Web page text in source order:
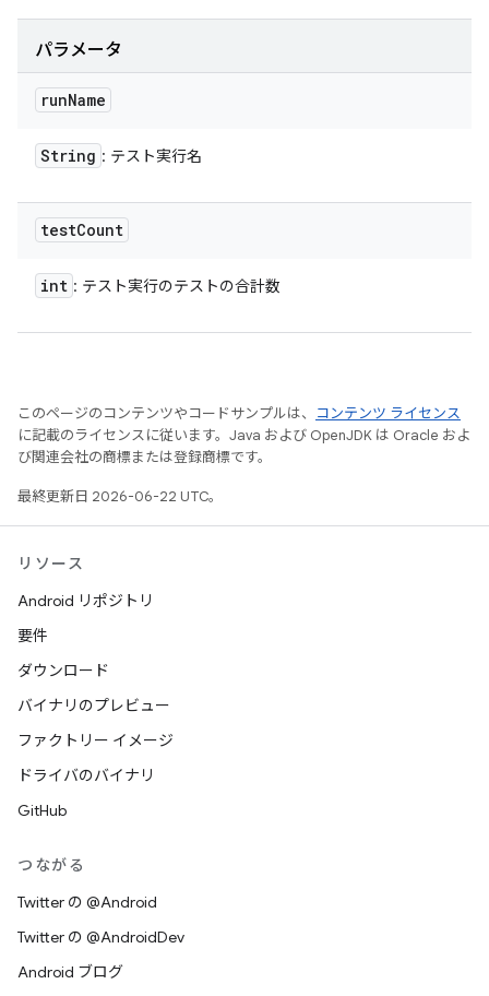
パラメータ
runName
String : テスト実行名
testCount
int : テスト実行のテストの合計数
このページのコンテンツやコードサンプルは、
コンテンツ ライセンス
に記載のライセンスに従います。Java および OpenJDK は Oracle およ
び関連会社の商標または登録商標です。
最終更新日 2026-06-22 UTC。
リソース
Android リポジトリ
要件
ダウンロード
バイナリのプレビュー
ファクトリー イメージ
ドライバのバイナリ
GitHub
つながる
Twitter の @Android
Twitter の @AndroidDev
Android ブログ